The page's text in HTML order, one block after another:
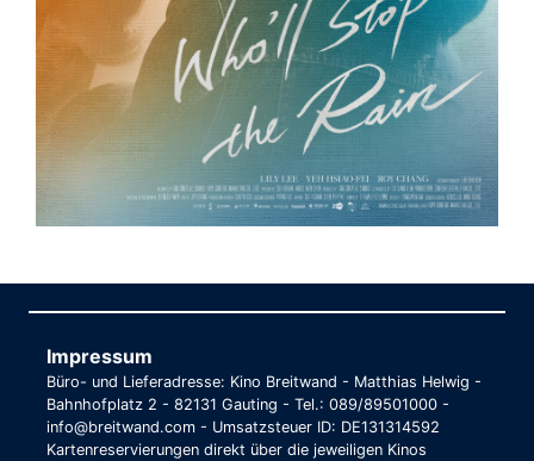
Impressum
Büro- und Lieferadresse: Kino Breitwand - Matthias Helwig -
Bahnhofplatz 2 - 82131 Gauting - Tel.: 089/89501000 -
info@breitwand.com - Umsatzsteuer ID: DE131314592
Kartenreservierungen direkt über die jeweiligen Kinos